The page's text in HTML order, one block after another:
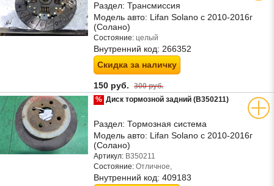
Раздел: Трансмиссия
Модель авто: Lifan Solano с 2010-2016г
(Солано)
Состояние: целый
Внутренний код: 266352
Скидка за наличку
150 руб. 300 руб.
% Диск тормозной задний (B350211)
Раздел: Тормозная система
Модель авто: Lifan Solano с 2010-2016г
(Солано)
Артикул: B350211
Состояние: Отличное,
Внутренний код: 409183